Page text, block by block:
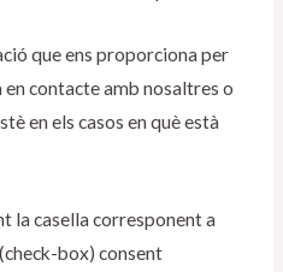
que ens proporciona per
contacte amb nosaltres o
en els casos en què està
la casella corresponent a
box) consent